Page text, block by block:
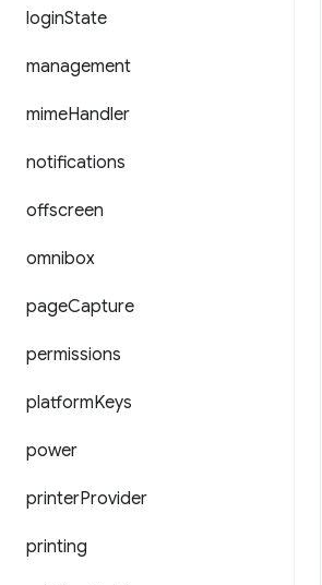
loginState
management
mimeHandler
notifications
offscreen
omnibox
pageCapture
permissions
platformKeys
power
printerProvider
printing